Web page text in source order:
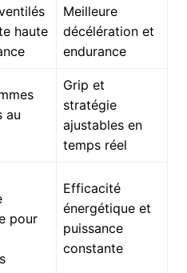
haute
Meilleure
décélération et
endurance
au
Grip et
stratégie
ajustables en
temps réel
pour
Efficacité
énergétique et
puissance
constante